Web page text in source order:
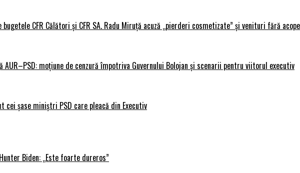
CFR Călători și CFR SA. Radu Miruță acuză „pierderi cosmetizate” și venituri fără
AUR–PSD: moțiune de cenzură împotriva Guvernului Bolojan și scenarii pentru viitorul executiv
cei șase miniștri PSD care pleacă din Executiv
Biden: „Este foarte dureros”